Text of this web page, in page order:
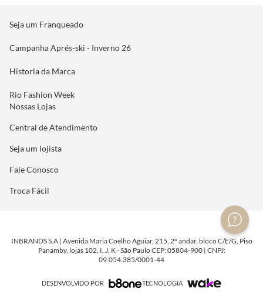
Seja um Franqueado
Campanha Aprés-ski - Inverno 26
Historia da Marca
Rio Fashion Week
Nossas Lojas
Central de Atendimento
Seja um lojista
Fale Conosco
Troca Fácil
INBRANDS S.A | Avenida Maria Coelho Aguiar, 215, 2º andar, bloco C/E/G, Piso
Panamby, lojas 102, I, J, K - São Paulo CEP: 05804-900 | CNPJ:
09.054.385/0001-44
DESENVOLVIDO POR TECNOLOGIA